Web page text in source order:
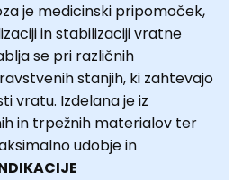
je medicinski pripomoček,
in stabilizaciji vratne
se pri različnih
stanjih, ki zahtevajo
vratu. Izdelana je iz
in trpežnih materialov ter
udobje in